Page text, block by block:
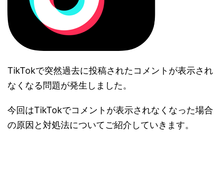
TikTokで突然過去に投稿されたコメントが表示され
なくなる問題が発生しました。
今回はTikTokでコメントが表示されなくなった場合
の原因と対処法についてご紹介していきます。